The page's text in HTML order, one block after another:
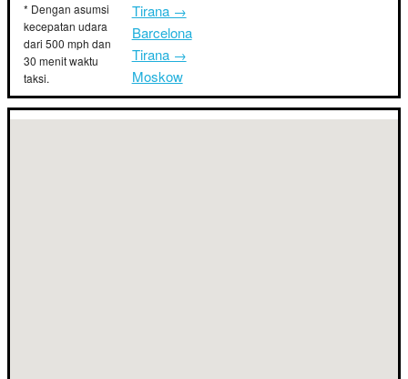
* Dengan asumsi
kecepatan udara
dari 500 mph dan
30 menit waktu
taksi.
Tirana →
Barcelona
Tirana →
Moskow